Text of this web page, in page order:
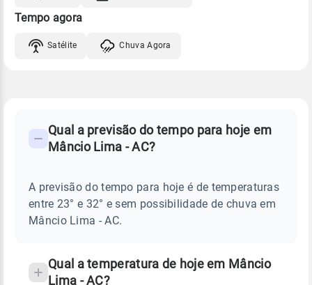
Tempo agora
Satélite Chuva Agora
TEMPO
Perguntas
sobre
chuva
Qual a previsão do tempo para hoje em
Mâncio Lima - AC?
A previsão do tempo para hoje é de temperaturas
entre 23° e 32° e sem possibilidade de chuva em
Mâncio Lima - AC.
Qual a temperatura de hoje em Mâncio
Lima - AC?